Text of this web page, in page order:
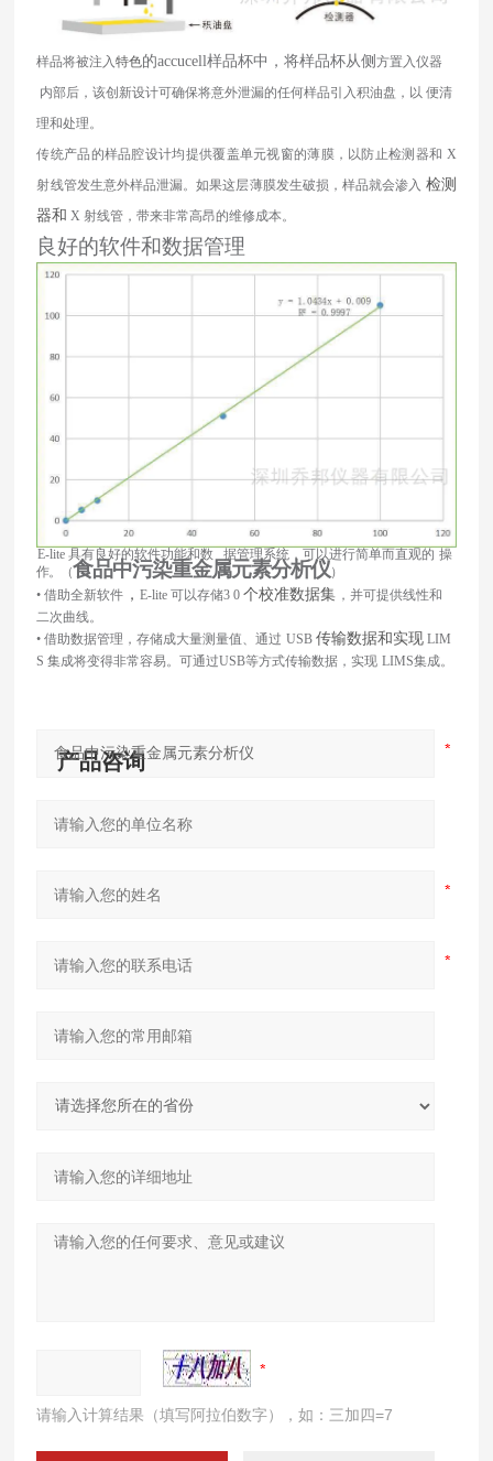
样品将被注入特色的accucell样品杯中，将样品杯从侧方置入仪器
内部后，该创新设计可确保将意外泄漏的任何样品引入积油盘，以 便清
理和处理。
传统产品的样品腔设计均提供覆盖单元视窗的薄膜，以防止检测器和 X
射线管发生意外样品泄漏。如果这层薄膜发生破损，样品就会渗入 检测
器和 X 射线管，带来非常高昂的维修成本。
良好的软件和数据管理
E-lite 具有良好的软件功能和数 据管理系统，可以进行简单而直观的 操
作。（食品中污染重金属元素分析仪）
• 借助全新软件 ，E-lite 可以存储3 0 个校准数据集 ，并可提供线性和
二次曲线。
• 借助数据管理，存储成大量测量值、通过 USB 传输数据和实现 LIM
S 集成将变得非常容易。可通过USB等方式传输数据，实现 LIMS集成。
产品咨询
请输入计算结果（填写阿拉伯数字），如：三加四=7